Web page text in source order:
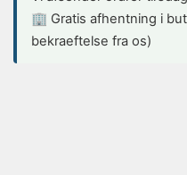
🏢 Gratis afhentning i
bekraeftelse fra os)